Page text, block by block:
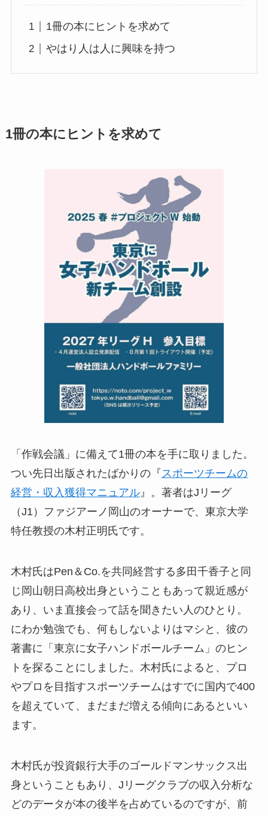
1冊の本にヒントを求めて
やはり人は人に興味を持つ
1冊の本にヒントを求めて
「作戦会議」に備えて1冊の本を手に取りました。
つい先日出版されたばかりの『スポーツチームの
経営・収入獲得マニュアル』。著者はJリーグ
（J1）ファジアーノ岡山のオーナーで、東京大学
特任教授の木村正明氏です。
木村氏はPen＆Co.を共同経営する多田千香子と同
じ岡山朝日高校出身ということもあって親近感が
あり、いま直接会って話を聞きたい人のひとり。
にわか勉強でも、何もしないよりはマシと、彼の
著書に「東京に女子ハンドボールチーム」のヒン
トを探ることにしました。木村氏によると、プロ
やプロを目指すスポーツチームはすでに国内で400
を超えていて、まだまだ増える傾向にあるといい
ます。
木村氏が投資銀行大手のゴールドマンサックス出
身ということもあり、Jリーグクラブの収入分析な
どのデータが本の後半を占めているのですが、前